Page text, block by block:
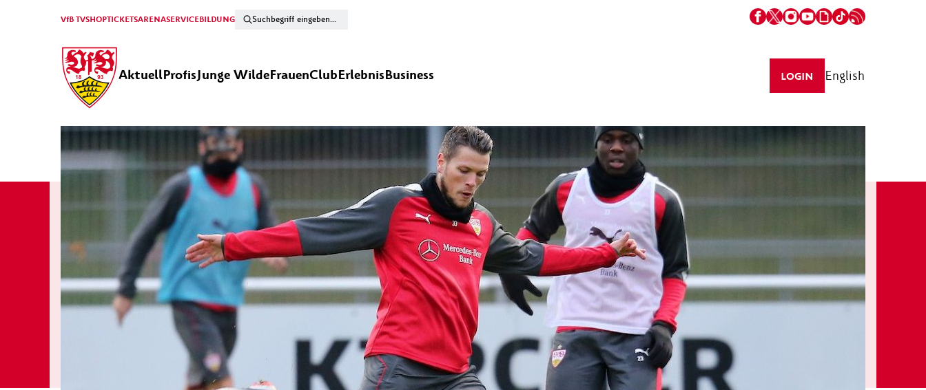
VfB TVSHOPTICKETSARENASERVICEBILDUNG
AktuellProfisJunge WildeFrauenClubErlebnisBusiness LOGIN English